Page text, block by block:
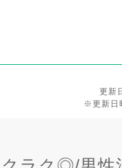
更新
※更新日